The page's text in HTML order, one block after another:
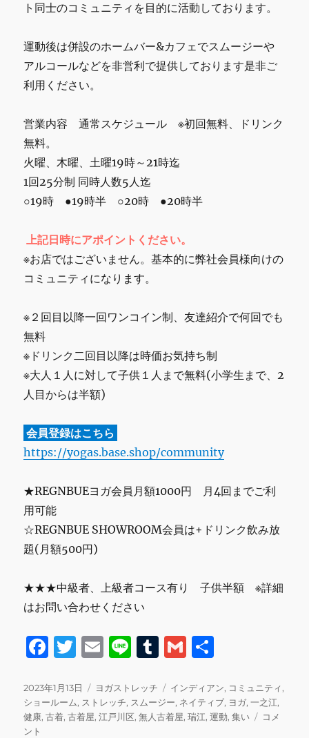
ト同士のコミュニティを目的に活動しております。
運動後は併設のホームバー&カフェでスムージーや
アルコールなどを非営利で提供しております是非ご
利用ください。
営業内容 通常スケジュール ※初回無料、ドリンク
無料。
火曜、木曜、土曜19時～21時迄
1回25分制 同時人数5人迄
○19時 ●19時半 ○20時 ●20時半
上記日時にアポイントください。
※お店ではございません。基本的に弊社会員様向けの
コミュニティになります。
※２回目以降一回ワンコイン制、友達紹介で何回でも
無料
※ドリンク二回目以降は時価お気持ち制
※大人１人に対して子供１人まで無料(小学生まで、2
人目からは半額)
会員登録はこちら
https://yogas.base.shop/community
★REGNBUEヨガ会員月額1000円 月4回までご利
用可能
☆REGNBUE SHOWROOM会員は+ドリンク飲み放
題(月額500円)
★★★中級者、上級者コース有り 子供半額 ※詳細
はお問い合わせください
F
c
e
T
it
te
E
ai
l
Li
e
T
m
bl
G
ai
l
投
稿
日:
2023年1月13日
カ
テ
ゴ
ヨガストレッチ
タ
グ
インディアン, コミュニティ,
ショールーム, ストレッチ, スムージー, ネイティブ, ヨガ,一之江,
健康,古着,古着屋,江戸川区,無人古着屋,瑞江,運動,集い
1コメ
ント